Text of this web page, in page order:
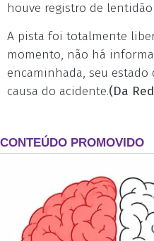
houve registro de
A pista foi totalmente
momento, não há
encaminhada, seu estado
causa do acidente.(Da